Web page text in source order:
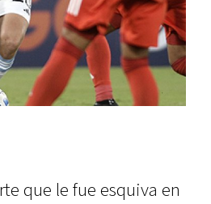
que le fue esquiva en